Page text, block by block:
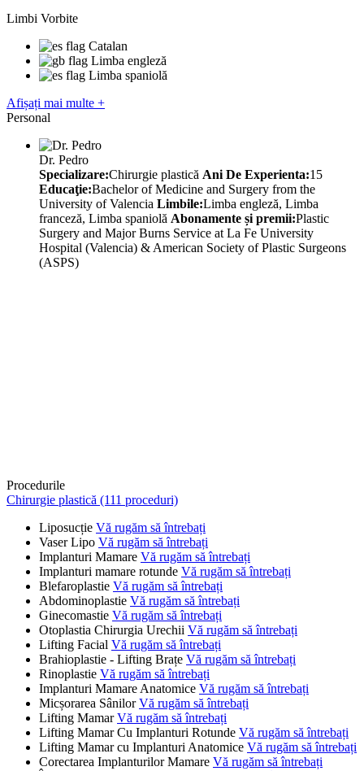
Limbi Vorbite
Catalan
Limba engleză
Limba spaniolă
Afișați mai multe +
Personal
Dr. Pedro
Specializare:Chirurgie plastică Ani De Experienta:15
Educaţie:Bachelor of Medicine and Surgery from the
University of Valencia Limbile:Limba engleză, Limba
franceză, Limba spaniolă Abonamente și premii:Plastic
Surgery and Major Burns Service at La Fe University
Hospital (Valencia) & American Society of Plastic Surgeons
(ASPS)
Procedurile
Chirurgie plastică (111 proceduri)
Liposucție Vă rugăm să întrebați
Vaser Lipo Vă rugăm să întrebați
Implanturi Mamare Vă rugăm să întrebați
Implanturi mamare rotunde Vă rugăm să întrebați
Blefaroplastie Vă rugăm să întrebați
Abdominoplastie Vă rugăm să întrebați
Ginecomastie Vă rugăm să întrebați
Otoplastia Chirurgia Urechii Vă rugăm să întrebați
Lifting Facial Vă rugăm să întrebați
Brahioplastie - Lifting Brațe Vă rugăm să întrebați
Rinoplastie Vă rugăm să întrebați
Implanturi Mamare Anatomice Vă rugăm să întrebați
Micșorarea Sânilor Vă rugăm să întrebați
Lifting Mamar Vă rugăm să întrebați
Lifting Mamar Cu Implanturi Rotunde Vă rugăm să întrebați
Lifting Mamar cu Implanturi Anatomice Vă rugăm să întrebați
Corectarea Implanturilor Mamare Vă rugăm să întrebați